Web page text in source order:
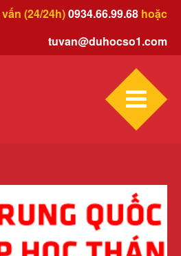
(24/24h)0934.66.99.68 hoặc
tuvan@duhocso1.com